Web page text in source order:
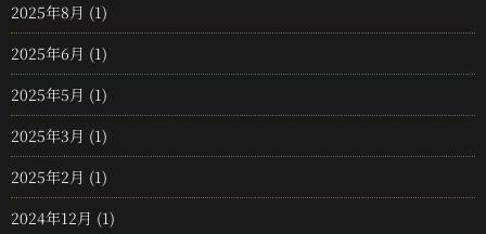
2025年8月 (1)
2025年6月 (1)
2025年5月 (1)
2025年3月 (1)
2025年2月 (1)
2024年12月 (1)